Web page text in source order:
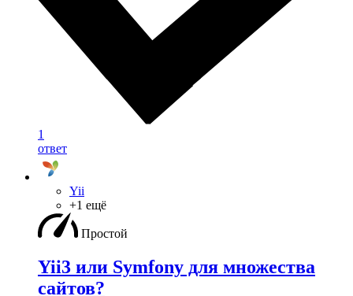
1
ответ
Yii
+1 ещё
Простой
Yii3 или Symfony для множества
сайтов?